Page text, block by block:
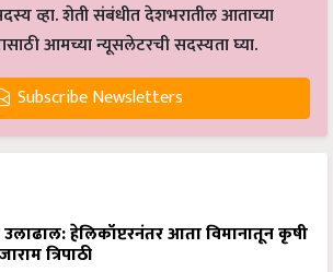
व्हा. शेती संबंधीत देशभरातील आताच्या
आमच्या न्यूसलेटरची सदस्यता घ्या.
Subscribe Newsletters
हेलिकॉप्टरनंतर आता विमानातून कृषी
त्रिपाठी